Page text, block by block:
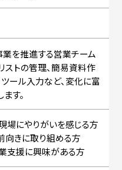
を推進する営業チーム
ストの管理、簡易資料作
ツール入力など、変化に富
す。
場にやりがいを感じる方
向きに取り組める方
支援に興味がある方